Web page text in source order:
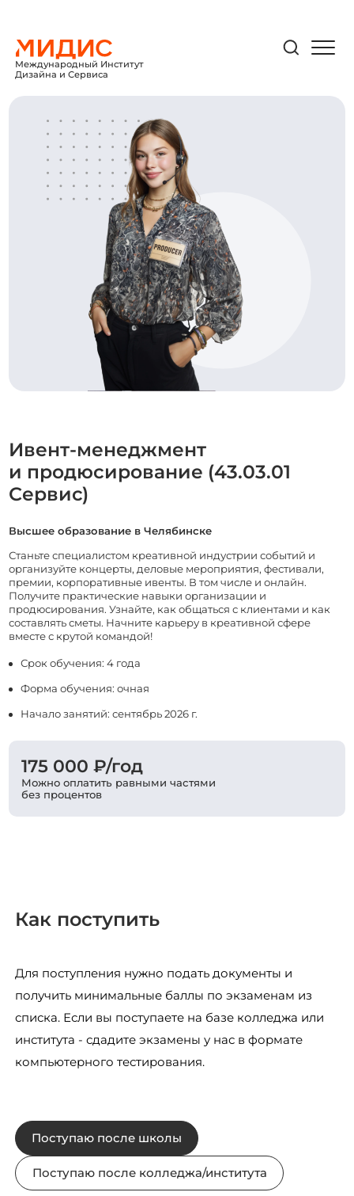
Международный Институт
Дизайна и Сервиса
Ивент-менеджмент
и продюсирование (43.03.01
Сервис)
Высшее образование в Челябинске
Станьте специалистом креативной индустрии событий и
организуйте концерты, деловые мероприятия, фестивали,
премии, корпоративные ивенты. В том числе и онлайн.
Получите практические навыки организации и
продюсирования. Узнайте, как общаться с клиентами и как
составлять сметы. Начните карьеру в креативной сфере
вместе с крутой командой!
Срок обучения: 4 года
Форма обучения: очная
Начало занятий: сентябрь 2026 г.
175 000 ₽/год
Можно оплатить равными частями
без процентов
Как поступить
Для поступления нужно подать документы и
получить минимальные баллы по экзаменам из
списка. Если вы поступаете на базе колледжа или
института - сдадите экзамены у нас в формате
компьютерного тестирования.
Поступаю после школы
Поступаю после колледжа/института